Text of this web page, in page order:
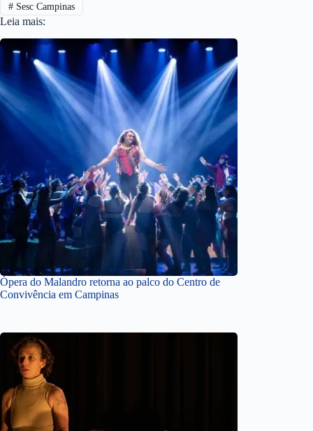
#Sesc Campinas
Leia mais:
Ópera do Malandro retorna ao palco do Centro de
Convivência em Campinas